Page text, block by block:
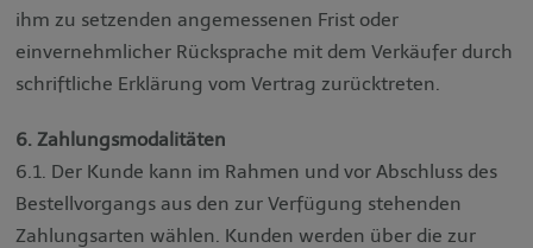
ihm zu setzenden angemessenen Frist oder
einvernehmlicher Rücksprache mit dem Verkäufer durch
schriftliche Erklärung vom Vertrag zurücktreten.
6. Zahlungsmodalitäten
6.1. Der Kunde kann im Rahmen und vor Abschluss des
Bestellvorgangs aus den zur Verfügung stehenden
Zahlungsarten wählen. Kunden werden über die zur